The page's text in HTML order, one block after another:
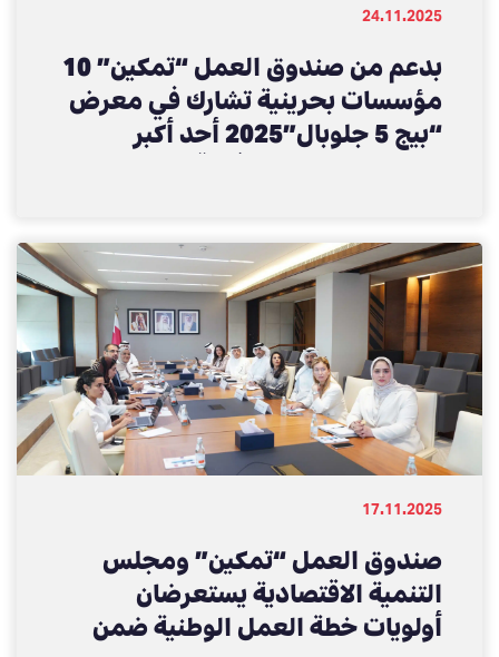
24.11.2025
بدعم من صندوق العمل “تمكين” 10
مؤسسات بحرينية تشارك في معرض
“بيج 5 جلوبال”2025 أحد أكبر
الفعاليات العالمية في قطاع البناء
17.11.2025
صندوق العمل “تمكين” ومجلس
التنمية الاقتصادية يستعرضان
أولويات خطة العمل الوطنية ضمن